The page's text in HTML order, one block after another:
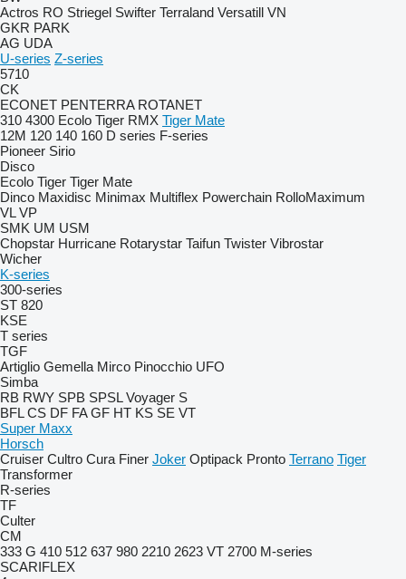
Actros RO Striegel Swifter Terraland Versatill VN
GKR PARK
AG UDA
U-series Z-series
5710
CK
ECONET PENTERRA ROTANET
310 4300 Ecolo Tiger RMX Tiger Mate
12M 120 140 160 D series F-series
Pioneer Sirio
Disco
Ecolo Tiger Tiger Mate
Dinco Maxidisc Minimax Multiflex Powerchain RolloMaximum
VL VP
SMK UM USM
Chopstar Hurricane Rotarystar Taifun Twister Vibrostar
Wicher
K-series
300-series
ST 820
KSE
T series
TGF
Artiglio Gemella Mirco Pinocchio UFO
Simba
RB RWY SPB SPSL Voyager S
BFL CS DF FA GF HT KS SE VT
Super Maxx
Horsch
Cruiser Cultro Cura Finer Joker Optipack Pronto Terrano Tiger
Transformer
R-series
TF
Culter
CM
333 G 410 512 637 980 2210 2623 VT 2700 M-series
SCARIFLEX